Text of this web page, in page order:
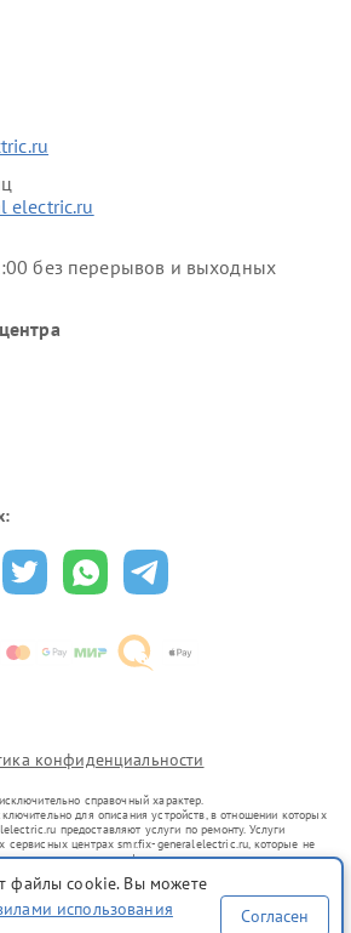
electric.ru
без перерывов и выходных
конфиденциальности
справочный характер.
для описания устройств, в отношении которых
предоставляют услуги по ремонту. Услуги
сервисных центрах smr.fix-generalelectric.ru, которые не
знаков или их официальными представителями.
уже введенных в гражданский оборот в соответствии
преследует цели индивидуализации услуг или введения
для информирования о предоставляемых услугах по
файлы cookie. Вы можете
использования
Согласен